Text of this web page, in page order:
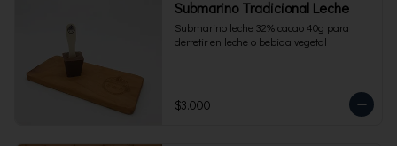
Submarino Tradicional Leche
Submarino leche 32% cacao 40g para
derretir en leche o bebida vegetal
$3.000